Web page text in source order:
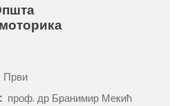
Први
проф. др Бранимир Мекић